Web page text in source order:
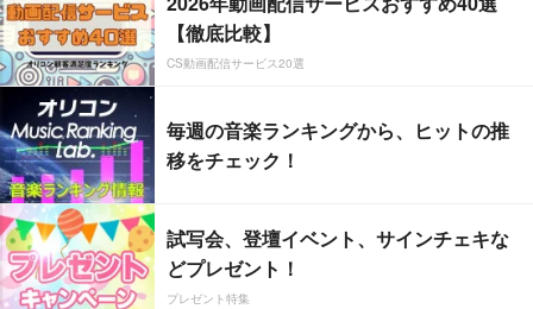
【徹底比較】
CS動画配信サービス20選
毎週の音楽ランキングから、ヒットの推
移をチェック！
試写会、登壇イベント、サインチェキな
どプレゼント！
プレゼント特集